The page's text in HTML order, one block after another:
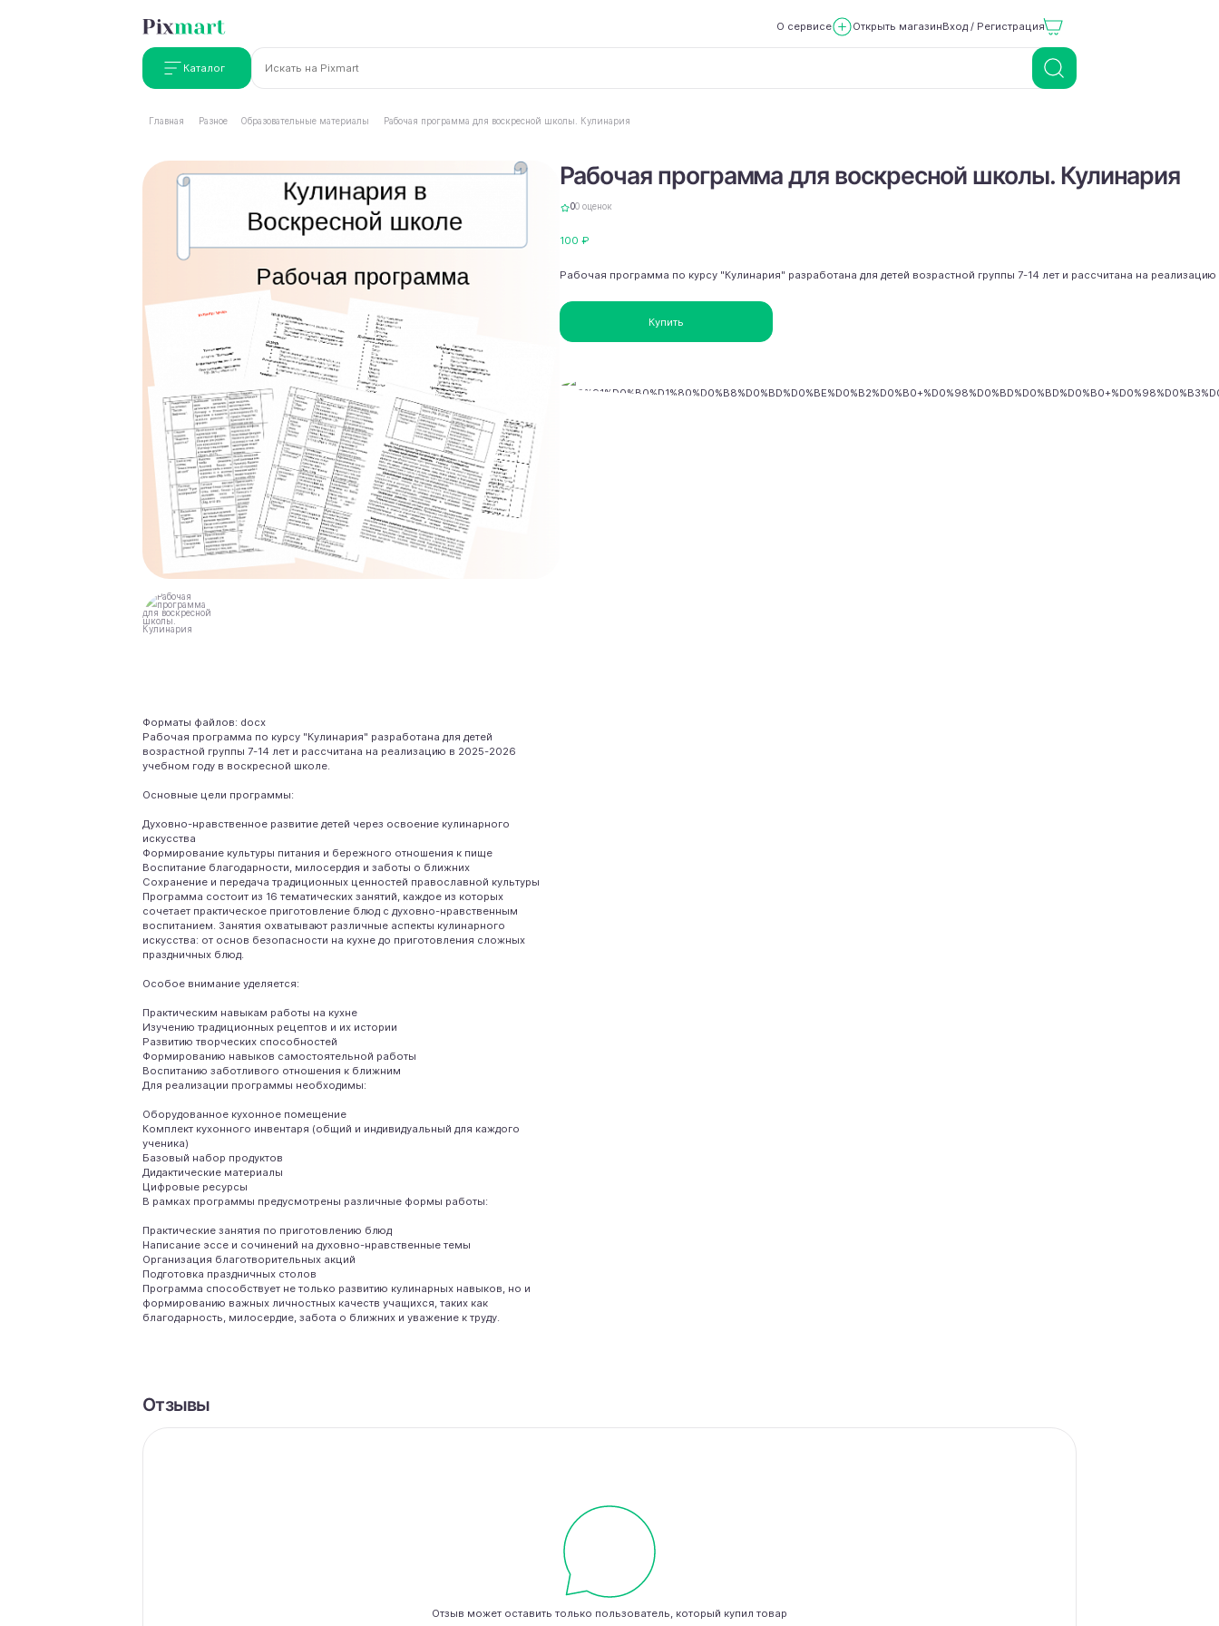
О сервисе Открыть магазинВход / Регистрация
Каталог
Главная Разное Образовательные материалы Рабочая программа для воскресной школы. Кулинария
Рабочая программа для воскресной школы. Кулинария
00 оценок
100 ₽
Рабочая программа по курсу "Кулинария" разработана для детей возрастной группы 7-14 лет и рассчитана на
Купить
Форматы файлов: docx
Рабочая программа по курсу "Кулинария" разработана для детей
возрастной группы 7-14 лет и рассчитана на реализацию в 2025-2026
учебном году в воскресной школе.
Основные цели программы:
Духовно-нравственное развитие детей через освоение кулинарного
искусства
Формирование культуры питания и бережного отношения к пище
Воспитание благодарности, милосердия и заботы о ближних
Сохранение и передача традиционных ценностей православной культуры
Программа состоит из 16 тематических занятий, каждое из которых
сочетает практическое приготовление блюд с духовно-нравственным
воспитанием. Занятия охватывают различные аспекты кулинарного
искусства: от основ безопасности на кухне до приготовления сложных
праздничных блюд.
Особое внимание уделяется:
Практическим навыкам работы на кухне
Изучению традиционных рецептов и их истории
Развитию творческих способностей
Формированию навыков самостоятельной работы
Воспитанию заботливого отношения к ближним
Для реализации программы необходимы:
Оборудованное кухонное помещение
Комплект кухонного инвентаря (общий и индивидуальный для каждого
ученика)
Базовый набор продуктов
Дидактические материалы
Цифровые ресурсы
В рамках программы предусмотрены различные формы работы:
Практические занятия по приготовлению блюд
Написание эссе и сочинений на духовно-нравственные темы
Организация благотворительных акций
Подготовка праздничных столов
Программа способствует не только развитию кулинарных навыков, но и
формированию важных личностных качеств учащихся, таких как
благодарность, милосердие, забота о ближних и уважение к труду.
Отзывы
Отзыв может оставить только пользователь, который купил товар